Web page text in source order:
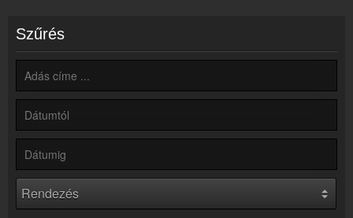
Írj nekünk!
Partnerek
Rádiós partnerek
Rádió beágyazás
Ágyazd be weboldaladba
Online rádió készítés
Készítés lépésről lépésre
Szűrés